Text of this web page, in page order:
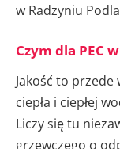
w Radzyniu
Czym dla PEC
Jakość to
ciepła i ciepłej
Liczy się tu
grzewczego o